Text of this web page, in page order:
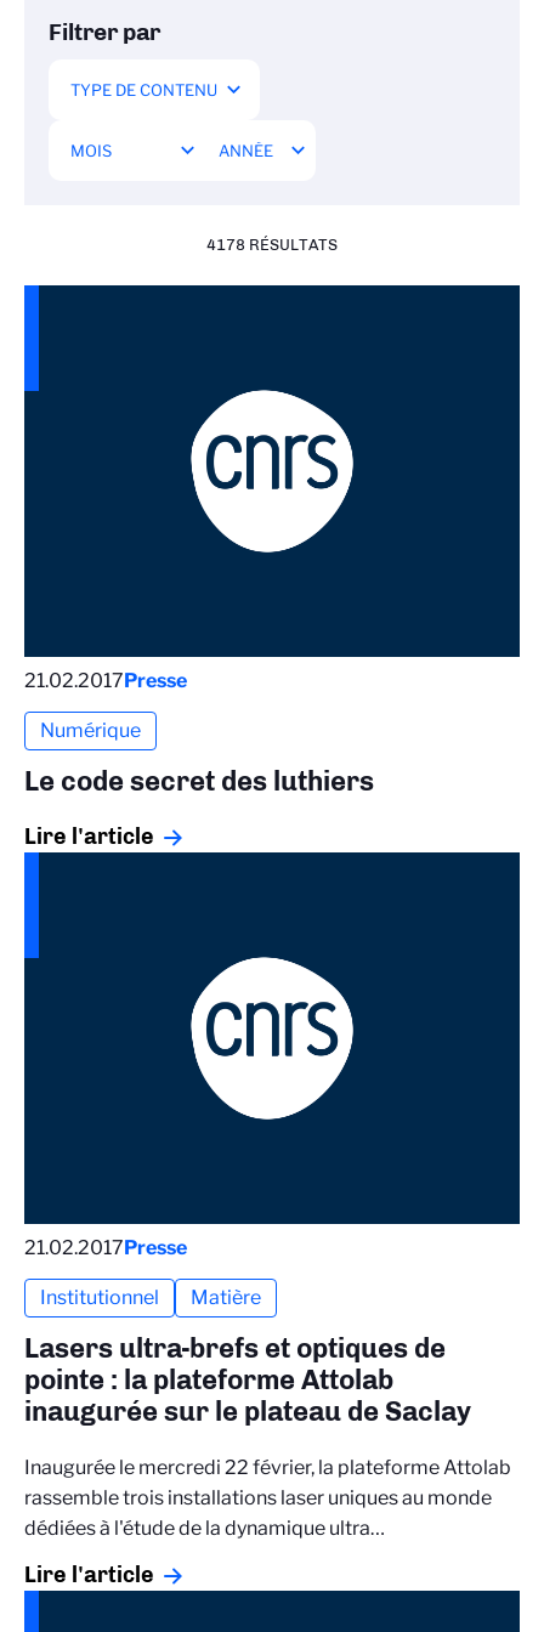
Filtrer par
4178 RÉSULTATS
21.02.2017Presse
Numérique
Le code secret des luthiers
Lire l'article
21.02.2017Presse
Institutionnel Matière
Lasers ultra-brefs et optiques de
pointe : la plateforme Attolab
inaugurée sur le plateau de Saclay
Inaugurée le mercredi 22 février, la plateforme Attolab
rassemble trois installations laser uniques au monde
dédiées à l'étude de la dynamique ultra…
Lire l'article